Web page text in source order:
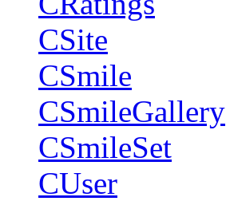
CSite
CSmile
CSmileGallery
CSmileSet
CUser